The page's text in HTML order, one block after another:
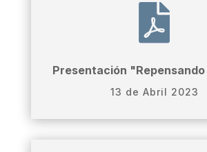

Presentación "Repensando
13 de Abril 2023